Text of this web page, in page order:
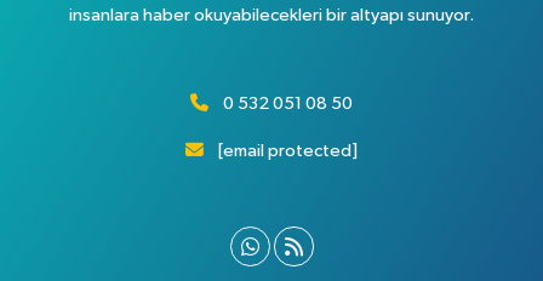
insanlara haber okuyabilecekleri bir altyapı sunuyor.
0 532 051 08 50
[email protected]